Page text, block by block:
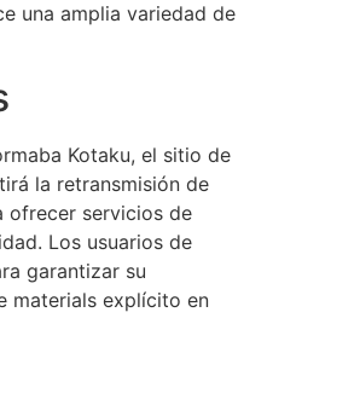
una amplia variedad de
Kotaku, el sitio de
la retransmisión de
ofrecer servicios de
Los usuarios de
garantizar su
materials explícito en